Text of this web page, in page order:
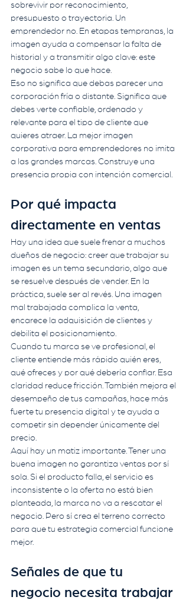
sobrevivir por reconocimiento,
presupuesto o trayectoria. Un
emprendedor no. En etapas tempranas, la
imagen ayuda a compensar la falta de
historial y a transmitir algo clave: este
negocio sabe lo que hace.
Eso no significa que debas parecer una
corporación fría o distante. Significa que
debes verte confiable, ordenado y
relevante para el tipo de cliente que
quieres atraer. La mejor imagen
corporativa para emprendedores no imita
a las grandes marcas. Construye una
presencia propia con intención comercial.
Por qué impacta
directamente en ventas
Hay una idea que suele frenar a muchos
dueños de negocio: creer que trabajar su
imagen es un tema secundario, algo que
se resuelve después de vender. En la
práctica, suele ser al revés. Una imagen
mal trabajada complica la venta,
encarece la adquisición de clientes y
debilita el posicionamiento.
Cuando tu marca se ve profesional, el
cliente entiende más rápido quién eres,
qué ofreces y por qué debería confiar. Esa
claridad reduce fricción. También mejora el
desempeño de tus campañas, hace más
fuerte tu presencia digital y te ayuda a
competir sin depender únicamente del
precio.
Aquí hay un matiz importante. Tener una
buena imagen no garantiza ventas por sí
sola. Si el producto falla, el servicio es
inconsistente o la oferta no está bien
planteada, la marca no va a rescatar el
negocio. Pero sí crea el terreno correcto
para que tu estrategia comercial funcione
mejor.
Señales de que tu
negocio necesita trabajar